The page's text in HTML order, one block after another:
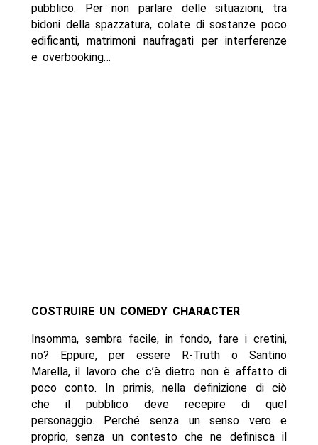
pubblico. Per non parlare delle situazioni, tra
bidoni della spazzatura, colate di sostanze poco
edificanti, matrimoni naufragati per interferenze
e overbooking…
COSTRUIRE UN COMEDY CHARACTER
Insomma, sembra facile, in fondo, fare i cretini,
no? Eppure, per essere R-Truth o Santino
Marella, il lavoro che c’è dietro non è affatto di
poco conto. In primis, nella definizione di ciò
che il pubblico deve recepire di quel
personaggio. Perché senza un senso vero e
proprio, senza un contesto che ne definisca il